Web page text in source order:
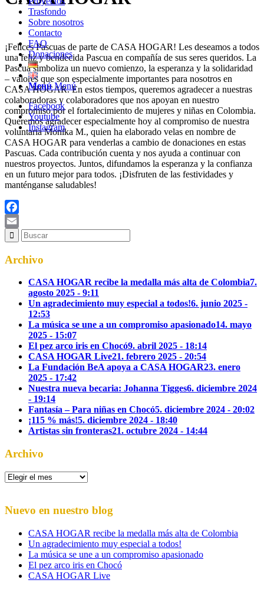
Trasfondo
Sobre nosotros
Contacto
FAQ
Donaciones
Menú Menú
Facebook
Youtube
Instagram
¡Felices Pascuas de parte de CASA HOGAR! Les deseamos a todos
una feliz y bendecida Pascua en compañía de sus seres queridos. La
Pascua simboliza un nuevo comienzo, la esperanza y la solidaridad
– valores que son especialmente importantes para nosotros en
CASA HOGAR. En estos tiempos, queremos agradecer a nuestras
colaboradoras y colaboradores que nos apoyan en nuestro
compromiso por el fortalecimiento de mujeres y niñas en Colombia.
Queremos agradecer especialmente hoy al compromiso de nuestra
voluntaria Monika M., quien ha elaborado velas en nombre de
CASA HOGAR para venderlas a cambio de donaciones en estas
Pascuas. Cada contribución cuenta y nos ayuda a continuar con
nuestros proyectos. Juntos, difundamos la esperanza y la confianza
en un futuro mejor para todos. ¡Disfruten de las festividades y
manténganse saludables!
Facebook
Email
Archivo
CASA HOGAR recibe la medalla más alta de Colombia7.
agosto 2025 - 9:11
Un agradecimiento muy especial a todos!6. junio 2025 -
12:53
La música se une a un compromiso apasionado14. mayo
2025 - 15:07
El pez arco iris en Chocó9. abril 2025 - 18:14
CASA HOGAR Live21. febrero 2025 - 20:54
La Fundación BeA apoya a CASA HOGAR23. enero
2025 - 17:42
Nuestra nueva becaria: Johanna Tigges6. diciembre 2024
- 19:14
Fantasía – Para niñas en Chocó5. diciembre 2024 - 20:02
¡115 % más!5. diciembre 2024 - 18:40
Artistas sin fronteras21. octubre 2024 - 14:44
Archivo
Archivo
Nuevo en nuestro blog
CASA HOGAR recibe la medalla más alta de Colombia
Un agradecimiento muy especial a todos!
La música se une a un compromiso apasionado
El pez arco iris en Chocó
CASA HOGAR Live